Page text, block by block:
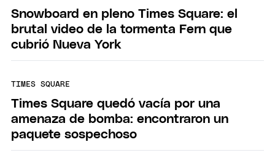
Snowboard en pleno Times Square: el
brutal video de la tormenta Fern que
cubrió Nueva York
TIMES SQUARE
Times Square quedó vacía por una
amenaza de bomba: encontraron un
paquete sospechoso